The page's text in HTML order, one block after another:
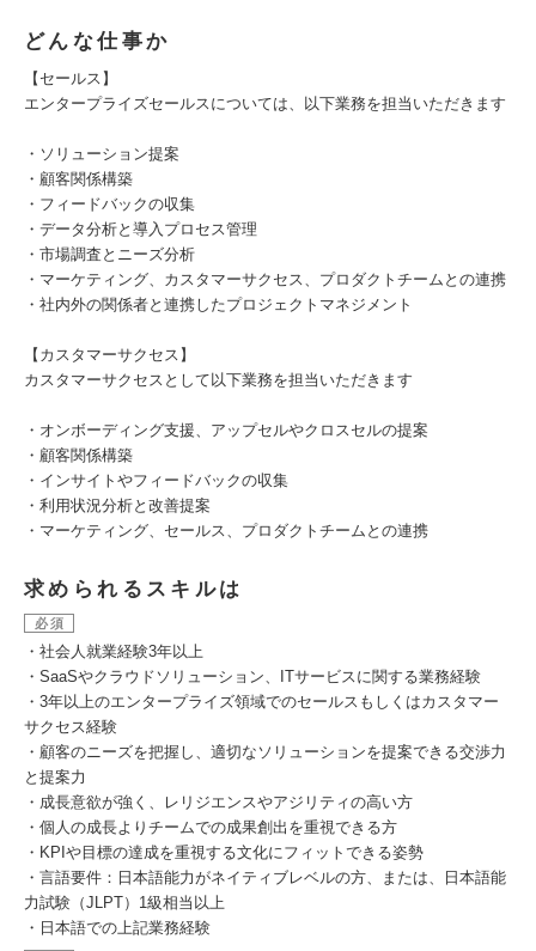
どんな仕事か
【セールス】
エンタープライズセールスについては、以下業務を担当いただきます
・ソリューション提案
・顧客関係構築
・フィードバックの収集
・データ分析と導入プロセス管理
・市場調査とニーズ分析
・マーケティング、カスタマーサクセス、プロダクトチームとの連携
・社内外の関係者と連携したプロジェクトマネジメント
【カスタマーサクセス】
カスタマーサクセスとして以下業務を担当いただきます
・オンボーディング支援、アップセルやクロスセルの提案
・顧客関係構築
・インサイトやフィードバックの収集
・利用状況分析と改善提案
・マーケティング、セールス、プロダクトチームとの連携
求められるスキルは
必須
・社会人就業経験3年以上
・SaaSやクラウドソリューション、ITサービスに関する業務経験
・3年以上のエンタープライズ領域でのセールスもしくはカスタマー
サクセス経験
・顧客のニーズを把握し、適切なソリューションを提案できる交渉力
と提案力
・成長意欲が強く、レリジエンスやアジリティの高い方
・個人の成長よりチームでの成果創出を重視できる方
・KPIや目標の達成を重視する文化にフィットできる姿勢
・言語要件：日本語能力がネイティブレベルの方、または、日本語能
力試験（JLPT）1級相当以上
・日本語での上記業務経験